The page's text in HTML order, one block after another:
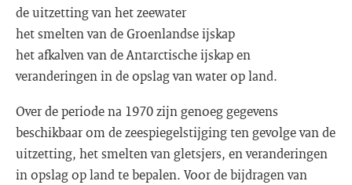
de uitzetting van het zeewater
het smelten van de Groenlandse ijskap
het afkalven van de Antarctische ijskap en
veranderingen in de opslag van water op land.
Over de periode na 1970 zijn genoeg gegevens
beschikbaar om de zeespiegelstijging ten gevolge van de
uitzetting, het smelten van gletsjers, en veranderingen
in opslag op land te bepalen. Voor de bijdragen van